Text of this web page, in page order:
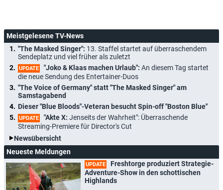
Meistgelesene TV-News
"The Masked Singer": 13. Staffel startet auf überraschendem
Sendeplatz und viel früher als zuletzt
UPDATE "Joko & Klaas machen Urlaub": An diesem Tag startet
die neue Sendung des Entertainer-Duos
"The Voice of Germany" statt "The Masked Singer" am
Samstagabend
Dieser "Blue Bloods"-Veteran besucht Spin-off "Boston Blue"
UPDATE "Akte X: Jenseits der Wahrheit": Überraschende
Streaming-Premiere für Director's Cut
Newsübersicht
Neueste Meldungen
UPDATE
Freshtorge produziert Strategie-
Adventure-Show in den schottischen
Highlands